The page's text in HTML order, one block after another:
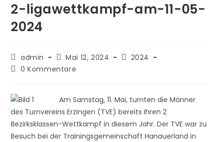
2-ligawettkampf-am-11-05-
2024
Beitrags-
Autor:
admin
Beitrag
veröffentlicht:
Mai 12, 2024
Beitrags-
2024
Beitrags-
0 Kommentare
Am Samstag, 11. Mai, turnten die Männer
des Turnvereins Erzingen (TVE) bereits ihren 2
Bezirksklassen-Wettkampf in diesem Jahr. Der TVE war zu
Besuch bei der Trainingsgemeinschaft Hanauerland in